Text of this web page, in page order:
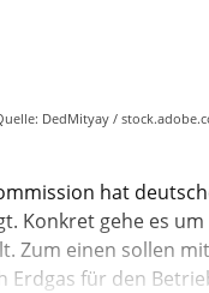
DedMityay /
hat
Konkret gehe es
Zum einen sollen
Erdgas für den